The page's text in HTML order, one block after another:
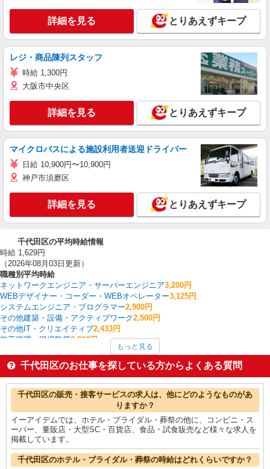
詳細を見る とりあえずキープ
レジ・商品陳列スタッフ
時給 1,300円
大阪市中央区
詳細を見る とりあえずキープ
マイクロバスによる施設利用者送迎ドライバー
日給 10,900円〜10,900円
神戸市須磨区
詳細を見る とりあえずキープ
千代田区の平均時給情報
時給 1,629円
（2026年08月03日更新）
職種別平均時給
ネットワークエンジニア・サーバーエンジニア3,200円
WEBデザイナー・コーダー・WEBオペレーター3,125円
システムエンジニア・プログラマー2,900円
その他建築・設備・アクティブワーク2,500円
その他IT・クリエイティブ2,433円
施工管理・現場監督2,200円
WEBディレクター・WEBプロデューサー 2,083円
CADオペレーター・積算2,050円
ライター・編集・校正・フォトグラファー2,000円
千代田区の他の職種の平均時給を見る
もっと見る
千代田区のお仕事を探している方からよくある質問
千代田区の販売・接客サービスの求人は、他にどのようなものがあ
りますか？
イーアイデムでは、ホテル・ブライダル・葬祭の他に、コンビニ・ス
ーパー、量販店・大型SC・百貨店、食品・試食販売など様々な求人を
掲載しています。
千代田区のホテル・ブライダル・葬祭の時給はどれくらいですか？